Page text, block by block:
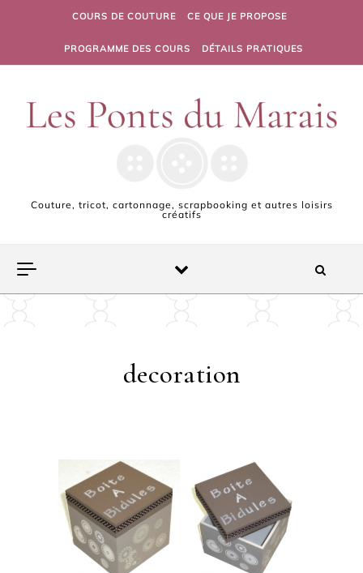
Skip to contentCOURS DE COUTURE CE QUE JE PROPOSE
PROGRAMME DES COURS DÉTAILS PRATIQUES
Couture, tricot, cartonnage, scrapbooking et autres loisirs
créatifs
decoration